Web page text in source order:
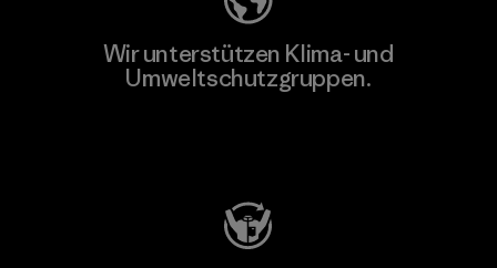
Wir unterstützen Klima- und
Umweltschutzgruppen.